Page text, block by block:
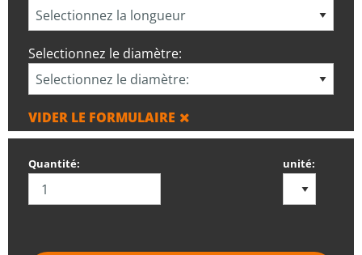
Selectionnez le diamètre:
VIDER LE FORMULAIRE
Quantité: unité: